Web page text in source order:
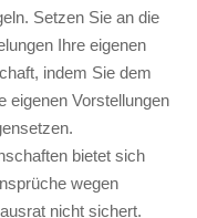
Setzen Sie an die
Ihre eigenen
indem Sie dem
eigenen Vorstellungen
bietet sich
wegen
nicht sichert.